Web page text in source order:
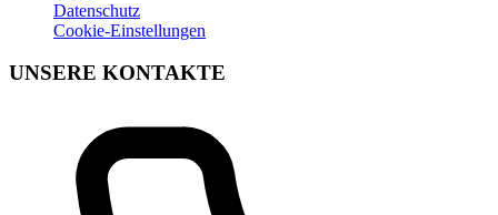
Datenschutz
Cookie-Einstellungen
UNSERE KONTAKTE